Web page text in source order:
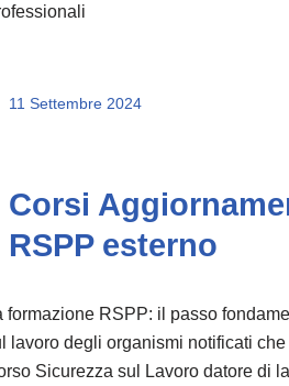
11 Settembre 2024
Corsi
RSPP esterno
formazione RSPP: il passo
lavoro degli organismi notificati
Sicurezza sul Lavoro datore di